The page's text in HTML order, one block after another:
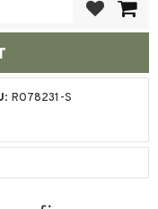
RO78231-S